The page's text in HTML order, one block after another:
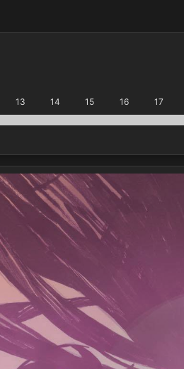
13 14 15 16 17